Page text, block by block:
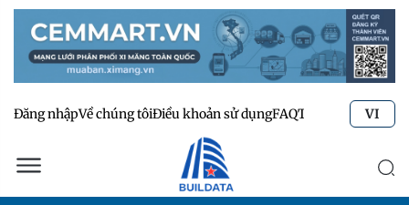
Đăng nhậpVề chúng tôiĐiều khoản sử dụngFAQTư vấn kỹ thuật
VI